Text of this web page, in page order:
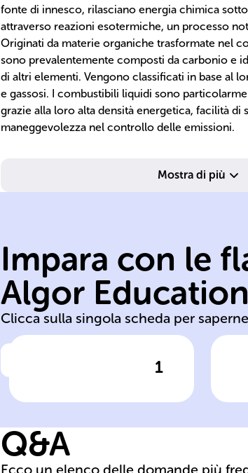
fonte di innesco, rilasciano energia chimica
attraverso reazioni esotermiche, un processo
Originati da materie organiche trasformate nel
sono prevalentemente composti da carbonio e
di altri elementi. Vengono classificati in base al
e gassosi. I combustibili liquidi sono
grazie alla loro alta densità energetica, facilità di
maneggevolezza nel controllo delle emissioni.
Mostra di più
Impara con le
Algor Education
Clicca sulla singola scheda per
1
trasformano
in energia ______
utilizzando fluidi
Clicca per vedere la risposta
termica
meccanica
temperatura
Q&A
Ecco un elenco delle domande più